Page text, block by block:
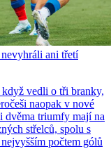
ani třetí
vedli o tři branky,
naopak v nové
dvěma triumfy mají na
střelců, spolu s
počtem gólů